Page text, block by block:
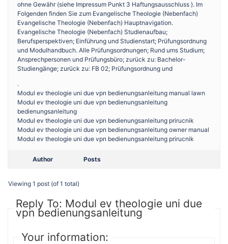
ohne Gewähr (siehe Impressum Punkt 3 Haftungsausschluss ). Im
Folgenden finden Sie zum Evangelische Theologie (Nebenfach)
Evangelische Theologie (Nebenfach) Hauptnavigation.
Evangelische Theologie (Nebenfach) Studienaufbau;
Berufsperspektiven; Einführung und Studienstart; Prüfungsordnung
und Modulhandbuch. Al­le Prü­fungs­ord­nun­gen; Rund ums Studium;
Ansprechpersonen und Prüfungsbüro; zurück zu: Bachelor-
Studiengänge; zurück zu: FB 02; Prüfungsordnung und
.
Modul ev theologie uni due vpn bedienungsanleitung manual lawn
Modul ev theologie uni due vpn bedienungsanleitung
bedienungsanleitung
Modul ev theologie uni due vpn bedienungsanleitung prirucnik
Modul ev theologie uni due vpn bedienungsanleitung owner manual
Modul ev theologie uni due vpn bedienungsanleitung prirucnik
Author Posts
Viewing 1 post (of 1 total)
Reply To: Modul ev theologie uni due
vpn bedienungsanleitung
Your information: